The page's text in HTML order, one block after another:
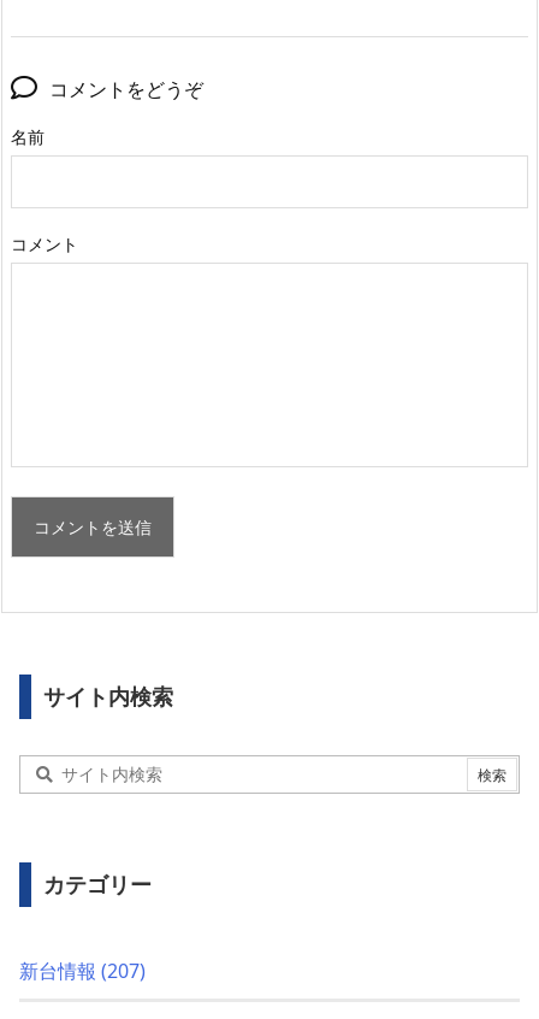
コメントをどうぞ
名前
コメント
サイト内検索
カテゴリー
新台情報 (207)